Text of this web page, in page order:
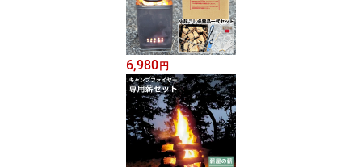
6,980 円